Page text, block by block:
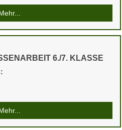
6./7. KLASSE